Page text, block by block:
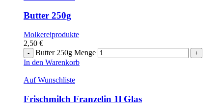
Butter 250g
Molkereiprodukte
2,50 €
Butter 250g Menge
In den Warenkorb
Auf Wunschliste
Frischmilch Franzelin 1l Glas